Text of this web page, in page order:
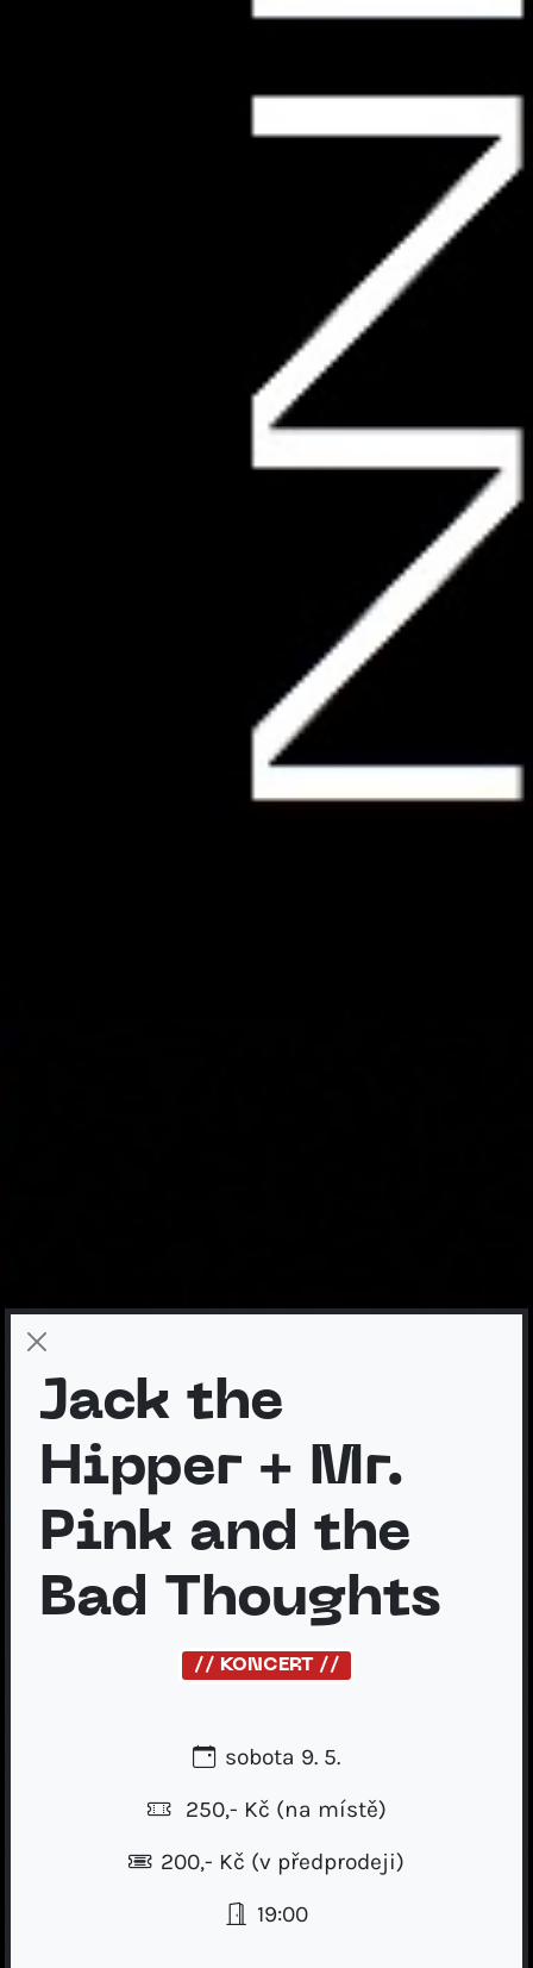
Jack the
Hipper + Mr.
Pink and the
Bad Thoughts
// KONCERT //
sobota 9. 5.
250,- Kč (na místě)
200,- Kč (v předprodeji)
19:00